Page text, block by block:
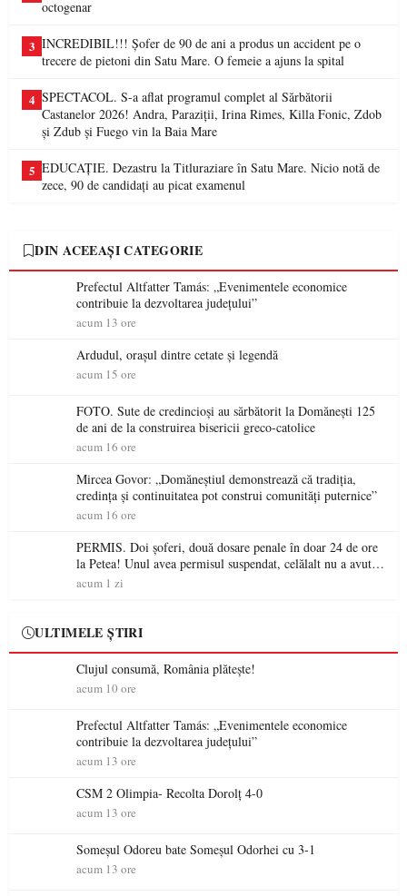
octogenar
3 INCREDIBIL!!! Șofer de 90 de ani a produs un accident pe o
trecere de pietoni din Satu Mare. O femeie a ajuns la spital
4 SPECTACOL. S-a aflat programul complet al Sărbătorii
Castanelor 2026! Andra, Paraziții, Irina Rimes, Killa Fonic, Zdob
și Zdub și Fuego vin la Baia Mare
5 EDUCAȚIE. Dezastru la Titluraziare în Satu Mare. Nicio notă de
zece, 90 de candidați au picat examenul
DIN ACEEAȘI CATEGORIE
Prefectul Altfatter Tamás: „Evenimentele economice
contribuie la dezvoltarea județului”
acum 13 ore
Ardudul, orașul dintre cetate și legendă
acum 15 ore
FOTO. Sute de credincioși au sărbătorit la Domănești 125
de ani de la construirea bisericii greco-catolice
acum 16 ore
Mircea Govor: „Domăneștiul demonstrează că tradiția,
credința și continuitatea pot construi comunități puternice”
acum 16 ore
PERMIS. Doi șoferi, două dosare penale în doar 24 de ore
la Petea! Unul avea permisul suspendat, celălalt nu a avut
niciodată permis
acum 1 zi
ULTIMELE ȘTIRI
Clujul consumă, România plătește!
acum 10 ore
Prefectul Altfatter Tamás: „Evenimentele economice
contribuie la dezvoltarea județului”
acum 13 ore
CSM 2 Olimpia- Recolta Dorolț 4-0
acum 13 ore
Someșul Odoreu bate Someșul Odorhei cu 3-1
acum 13 ore